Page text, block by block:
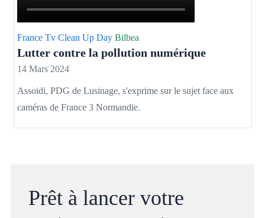
France Tv Clean Up Day Bilbea
Lutter contre la pollution numérique
14 Mars 2024
Assoidi, PDG de Lusinage, s'exprime sur le sujet face aux
caméras de France 3 Normandie.
Prêt à lancer votre